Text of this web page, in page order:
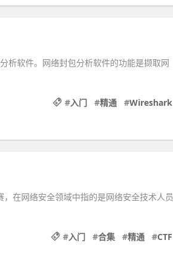
软件。网络封包分析软件的功能是撷取网
#入门 #精通 #Wireshark
在网络安全领域中指的是网络安全技术人员
#入门 #合集 #精通 #CTF